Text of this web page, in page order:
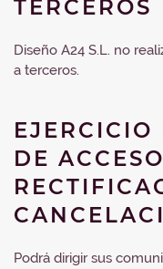
TERCEROS
Diseño A24 S.L. no
a terceros.
EJERCICIO
DE
Podrá dirigir sus